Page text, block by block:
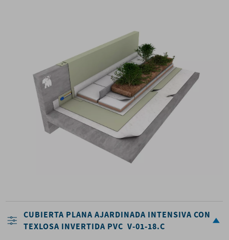
CUBIERTA PLANA AJARDINADA INTENSIVA CON
TEXLOSA INVERTIDA PVC V-01-18.C